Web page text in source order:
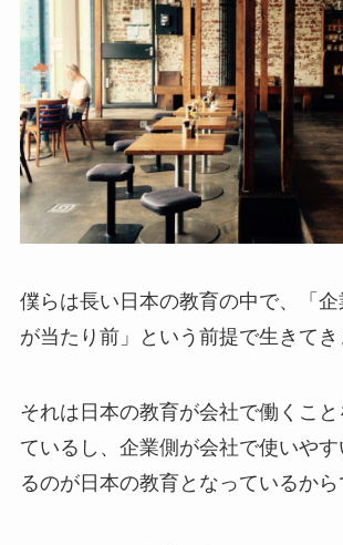
僕らは長い日本の教育の中で、「企
が当たり前」という前提で生きてき
それは日本の教育が会社で働くこと
ているし、企業側が会社で使いや
るのが日本の教育となっているから